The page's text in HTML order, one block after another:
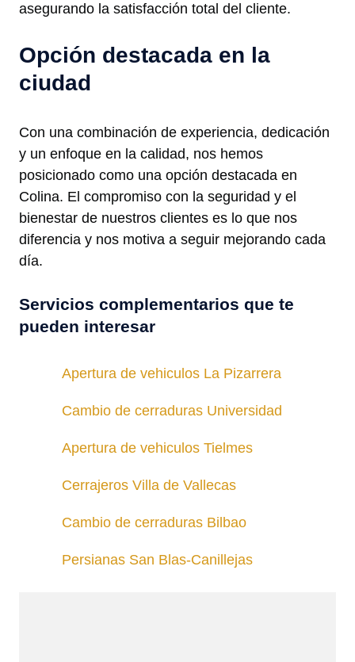
asegurando la satisfacción total del cliente.
Opción destacada en la
ciudad
Con una combinación de experiencia, dedicación
y un enfoque en la calidad, nos hemos
posicionado como una opción destacada en
Colina. El compromiso con la seguridad y el
bienestar de nuestros clientes es lo que nos
diferencia y nos motiva a seguir mejorando cada
día.
Servicios complementarios que te
pueden interesar
Apertura de vehiculos La Pizarrera
Cambio de cerraduras Universidad
Apertura de vehiculos Tielmes
Cerrajeros Villa de Vallecas
Cambio de cerraduras Bilbao
Persianas San Blas-Canillejas